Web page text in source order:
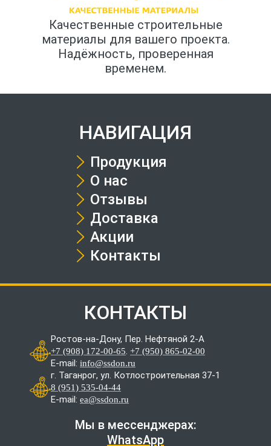
Качественные строительные
материалы для вашего проекта.
Надёжность, проверенная
временем.
НАВИГАЦИЯ
Продукция
О нас
Отзывы
Доставка
Акции
Контакты
КОНТАКТЫ
Ростов-на-Дону, Пер. Нефтяной 2-А
+7 (908) 172-00-65. +7 (950) 865-02-00
E-mail: info@ssdon.ru
г. Таганрог, ул. Котлостроительная 37-1
8 (951) 535-04-44
E-mail: ea@ssdon.ru
Мы в мессенджерах:
WhatsApp